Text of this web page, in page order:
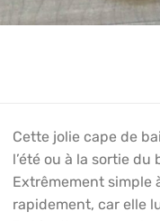
Cette jolie cape de
l’été ou à la sortie du
Extrêmement simple
rapidement, car elle